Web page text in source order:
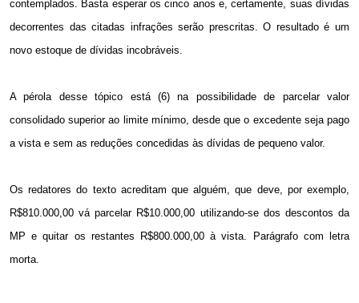
contemplados. Basta esperar os cinco anos e, certamente, suas dívidas
decorrentes das citadas infrações serão prescritas. O resultado é um
novo estoque de dívidas incobráveis.
A pérola desse tópico está (6) na possibilidade de parcelar valor
consolidado superior ao limite mínimo, desde que o excedente seja pago
a vista e sem as reduções concedidas às dívidas de pequeno valor.
Os redatores do texto acreditam que alguém, que deve, por exemplo,
R$810.000,00 vá parcelar R$10.000,00 utilizando-se dos descontos da
MP e quitar os restantes R$800.000,00 à vista. Parágrafo com letra
morta.